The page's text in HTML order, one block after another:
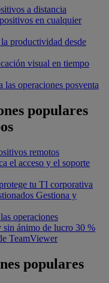
a distancia
en cualquier
productividad desde
visual en tiempo
las operaciones posventa
populares
remotos
el acceso y el soporte
tu TI corporativa
Gestiona y
operaciones
sin ánimo de lucro 30 %
TeamViewer
populares